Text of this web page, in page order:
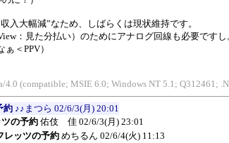
入大幅減”なため、しばらくは現状維持です。
：見た分払い）のためにアナログ回線も必要ですし
＜PPV）
4.0 (compatible; MSIE 6.0; Windows NT 5.1; Q312461;
約 ♪♪まつら 02/6/3(月) 20:01
ツの予約佑伎 佳 02/6/3(月) 23:01
レッツの予約 めちるん 02/6/4(火) 11:13